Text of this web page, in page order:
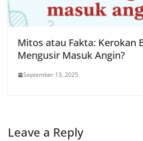
Mitos atau Fakta: Kerokan
Mengusir Masuk Angin?
September 13, 2025
Leave a Reply